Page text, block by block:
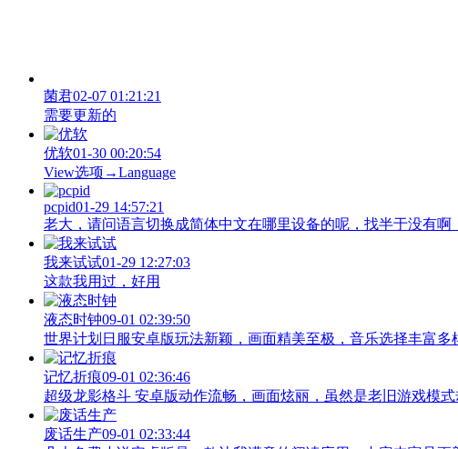
菌君02-07 01:21:21
需要更新的
优软01-30 00:20:54
View‌选项→Language
pcpid01-29 14:57:21
老大，请问语言切换成简体中文在哪里设备的呢，找半于没有啊
我来试试01-29 12:27:03
这款我用过，好用
液态时钟09-01 02:39:50
世界计划日服安卓版玩法新颖，画面精美至极，音乐选择丰富
记忆折痕09-01 02:36:46
超级龙影格斗 安卓版动作流畅，画面炫丽，虽然是老旧游戏模
废话生产09-01 02:33:44